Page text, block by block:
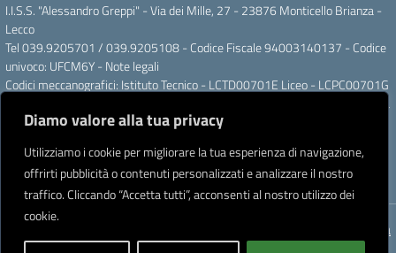
Diamo valore alla tua privacy
Utilizziamo i cookie per migliorare la tua esperienza di navigazione,
offrirti pubblicità o contenuti personalizzati e analizzare il nostro
traffico. Cliccando “Accetta tutti”, acconsenti al nostro utilizzo dei
cookie.
I.I.S.S. "Alessandro Greppi" - Via dei Mille, 27 - 23876 Monticello Brianza -
Lecco
Tel 039.9205701 / 039.9205108 - Codice Fiscale 94003140137 - Codice
univoco: UFCM6Y - Note legali
Codici meccanografici: Istituto Tecnico - LCTD00701E Liceo - LCPC00701G
Posta elettronica ordinaria: LCIS007008@ISTRUZIONE.IT Posta elettronica
certificata: LCIS007008@PEC.ISTRUZIONE.IT
Intestato a: Istituto di Istruzione Secondaria Superiore A. Greppi
Partner tecnologicoCreative Software Lab S.r.l.
Concept & Design by Designers Italia